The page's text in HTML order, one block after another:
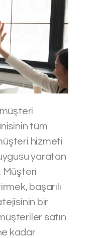
tüm
hizmeti
yaratan
Müşteri
başarılı
bir
satın
kadar